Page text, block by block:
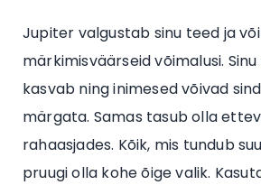
Jupiter valgustab sinu teed ja
märkimisväärseid võimalusi.
kasvab ning inimesed võivad
märgata. Samas tasub olla
rahaasjades. Kõik, mis tundub
pruugi olla kohe õige valik.